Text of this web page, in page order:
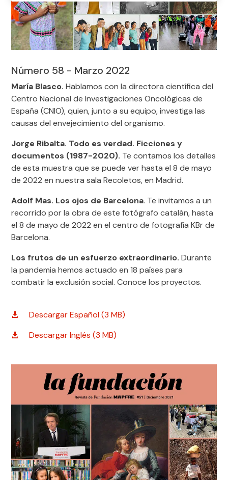
Número 58 - Marzo 2022
María Blasco. Hablamos con la directora científica del
Centro Nacional deInvestigaciones Oncológicas de
España (CNIO), quien, junto a su equipo, investiga las
causas del envejecimiento del organismo.
Jorge Ribalta. Todo es verdad. Ficciones y
documentos (1987-2020). Te contamos los detalles
de esta muestra que se puede ver hasta el 8 de mayo
de 2022 en nuestra sala Recoletos, en Madrid.
Adolf Mas. Los ojos de Barcelona. Te invitamos a un
recorrido por la obra de este fotógrafo catalán, hasta
el 8 de mayo de 2022 en el centro de fotografía KBr de
Barcelona.
Los frutos de un esfuerzo extraordinario. Durante
la pandemia hemos actuado en 18 países para
combatir la exclusión social. Conoce los proyectos.
Descargar Español (3 MB)
Descargar Inglés (3 MB)